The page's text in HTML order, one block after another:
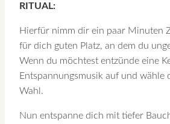
RITUAL:
Hierfür nimm dir ein paar Minuten
für dich guten Platz, an dem du
Wenn du möchtest entzünde eine
Entspannungsmusik auf und wähle
Wahl.
Nun entspanne dich mit tiefer